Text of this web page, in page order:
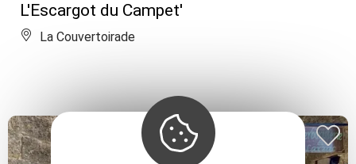
L'Escargot du Campet'
La Couvertoirade